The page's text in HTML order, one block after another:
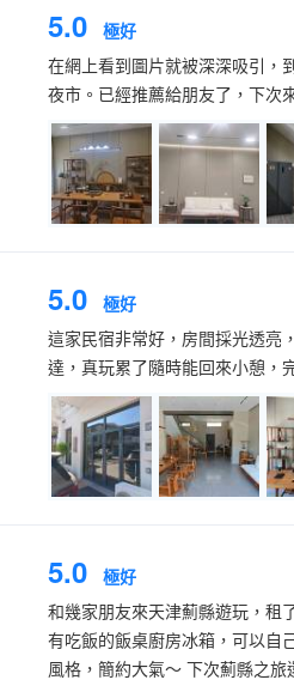
5.0 極好
在網上看到圖片就被深深吸引，
夜市。已經推薦給朋友了，下次
5.0 極好
這家民宿非常好，房間採光透亮
達，真玩累了隨時能回來小憩，
5.0 極好
和幾家朋友來天津薊縣遊玩，租
有吃飯的飯桌廚房冰箱，可以自
風格，簡約大氣～ 下次薊縣之旅